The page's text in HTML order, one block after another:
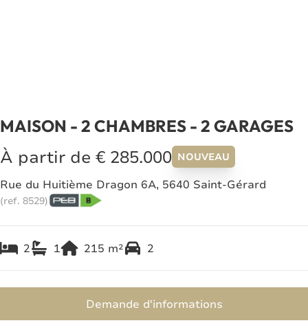
MAISON - 2 CHAMBRES - 2 GARAGES
À partir de € 285.000 NOUVEAU
Rue du Huitième Dragon 6A, 5640 Saint-Gérard
(ref. 8529)
2 1 215 m² 2
Demande d'informations